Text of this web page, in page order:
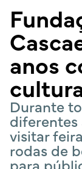
anos
Durante
diferentes
visitar
rodas de
para